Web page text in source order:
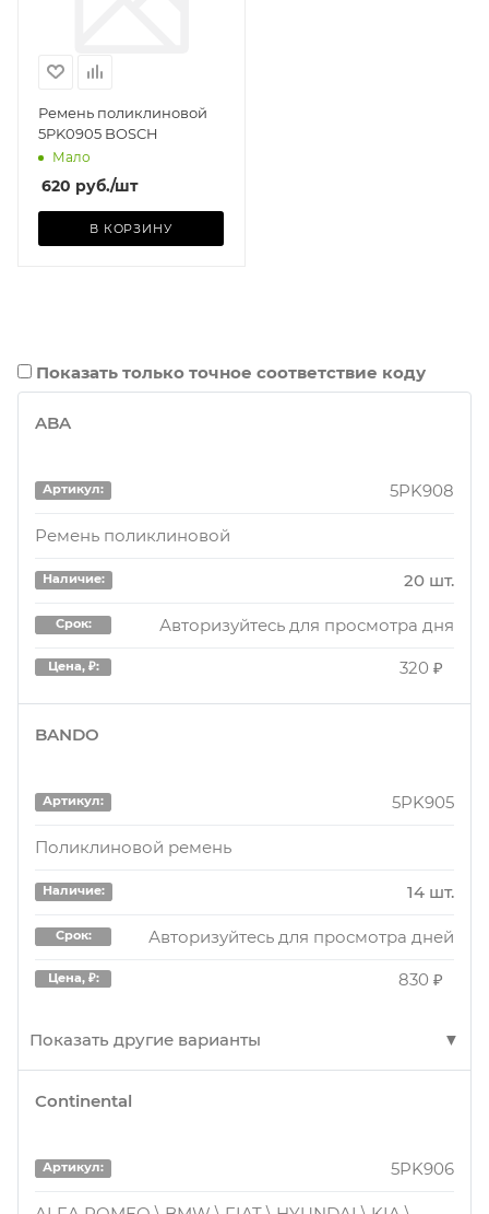
Ремень поликлиновой
5PK0905 BOSCH
Мало
620 руб./шт
В КОРЗИНУ
Показать только точное соответствие коду
ABA
Артикул: 5PK908
Ремень поликлиновой
Наличие: 20 шт.
Срок: Авторизуйтесь для просмотра дня
Цена, ₽: 320 ₽
BANDO
Артикул: 5PK905
Поликлиновой ремень
Наличие: 14 шт.
Срок: Авторизуйтесь для просмотра дней
Цена, ₽: 830 ₽
Показать другие варианты
Артикул:
Continental
Артикул: 5PK906